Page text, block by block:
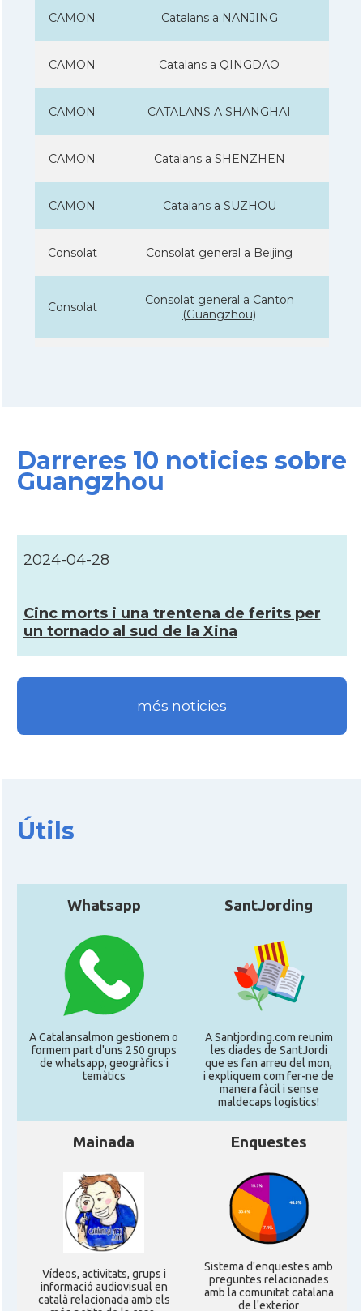
CAMON Catalans a NANJING
CAMON Catalans a QINGDAO
CAMON CATALANS A SHANGHAI
CAMON Catalans a SHENZHEN
CAMON Catalans a SUZHOU
Consolat Consolat general a Beijing
Consolat
Consolat general a Canton
(Guangzhou)
Darreres 10 noticies sobre
Guangzhou
2024-04-28
Cinc morts i una trentena de ferits per
un tornado al sud de la Xina
més noticies
Útils
Whatsapp
A Catalansalmon gestionem o
formem part d'uns 250 grups
de whatsapp, geogràfics i
temàtics
SantJording
A Santjording.com reunim
les diades de SantJordi
que es fan arreu del mon,
i expliquem com fer-ne de
manera fàcil i sense
maldecaps logí­stics!
Mainada
Ví­deos, activitats, grups i
informació audiovisual en
català relacionada amb els
Enquestes
Sistema d'enquestes amb
preguntes relacionades
amb la comunitat catalana
de l'exterior